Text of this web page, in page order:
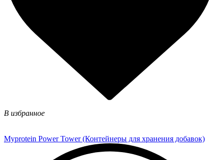
В избранное
Myprotein Power Tower (Контейнеры для хранения добавок)